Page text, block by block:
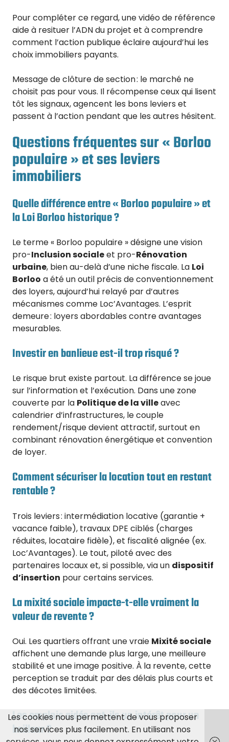
Pour compléter ce regard, une vidéo de référence
aide à resituer l’ADN du projet et à comprendre
comment l’action publique éclaire aujourd’hui les
choix immobiliers payants.
Message de clôture de section : le marché ne
choisit pas pour vous. Il récompense ceux qui lisent
tôt les signaux, agencent les bons leviers et
passent à l’action pendant que les autres hésitent.
Questions fréquentes sur « Borloo
populaire » et ses leviers
immobiliers
Quelle différence entre « Borloo populaire » et
la Loi Borloo historique ?
Le terme « Borloo populaire » désigne une vision
pro-Inclusion socialeet pro-Rénovation
urbaine, bien au-delà d’une niche fiscale. La Loi
Borloo a été un outil précis de conventionnement
des loyers, aujourd’hui relayé par d’autres
mécanismes comme Loc’Avantages. L’esprit
demeure : loyers abordables contre avantages
mesurables.
Investir en banlieue est-il trop risqué ?
Le risque brut existe partout. La différence se joue
sur l’information et l’exécution. Dans une zone
couverte par la Politique de la villeavec
calendrier d’infrastructures, le couple
rendement/risque devient attractif, surtout en
combinant rénovation énergétique et convention
de loyer.
Comment sécuriser la location tout en restant
rentable ?
Trois leviers : intermédiation locative (garantie +
vacance faible), travaux DPE ciblés (charges
réduites, locataire fidèle), et fiscalité alignée (ex.
Loc’Avantages). Le tout, piloté avec des
partenaires locaux et, si possible, via un dispositif
d’insertion pour certains services.
La mixité sociale impacte-t-elle vraiment la
valeur de revente ?
Oui. Les quartiers offrant une vraie Mixité sociale
affichent une demande plus large, une meilleure
stabilité et une image positive. À la revente, cette
perception se traduit par des délais plus courts et
des décotes limitées.
Les emplois aidés ont-ils un intérêt pour un
bailleur ?
Les cookies nous permettent de vous proposer
nos services plus facilement. En utilisant nos